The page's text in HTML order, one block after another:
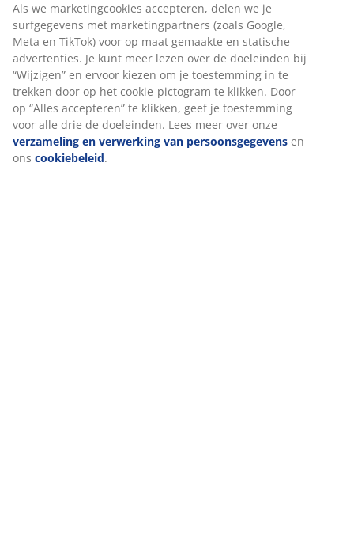
Als we marketingcookies accepteren, delen we je
surfgegevens met marketingpartners (zoals Google,
Meta en TikTok) voor op maat gemaakte en statische
advertenties. Je kunt meer lezen over de doeleinden bij
“Wijzigen” en ervoor kiezen om je toestemming in te
trekken door op het cookie-pictogram te klikken. Door
op “Alles accepteren” te klikken, geef je toestemming
voor alle drie de doeleinden. Lees meer over onze
verzameling en verwerking van persoonsgegevens en
ons cookiebeleid.